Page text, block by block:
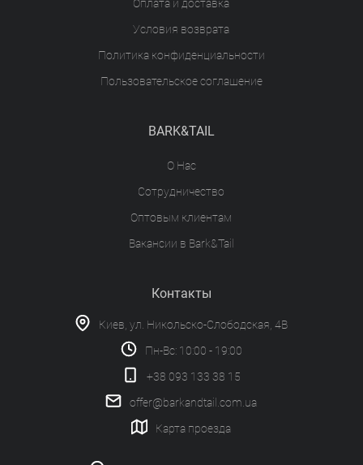
Оплата и доставка
Условия возврата
Политика конфиденциальности
Пользовательское соглашение
BARK&TAIL
О Нас
Сотрудничество
Оптовым клиентам
Вакансии в Bark&Tail
Контакты
Киев, ул. Никольско-Слободская, 4В
Пн-Вс: 10:00 - 19:00
+38 093 133 38 15
offer@barkandtail.com.ua
Карта проезда